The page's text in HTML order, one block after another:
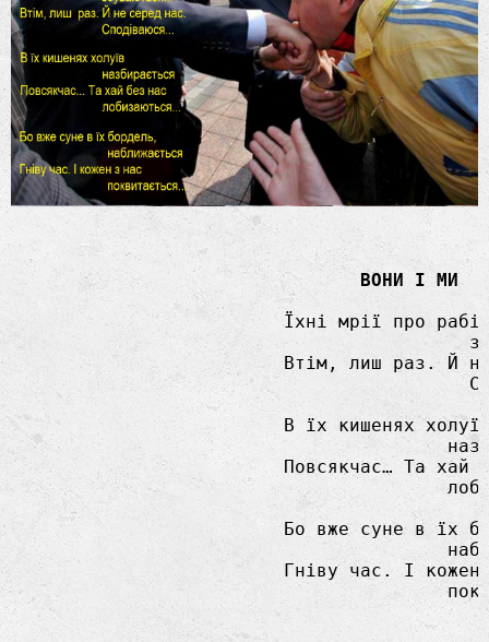
ВОНИ І МИ
			 Їхні мрії про рабів інколи
			 Втім, лиш раз. Й не серед нас.
			 В їх кишенях холуїв
			 Повсякчас… Та хай без нас
			 Бо вже суне в їх бордель,
			 Гніву час. І кожен з нас